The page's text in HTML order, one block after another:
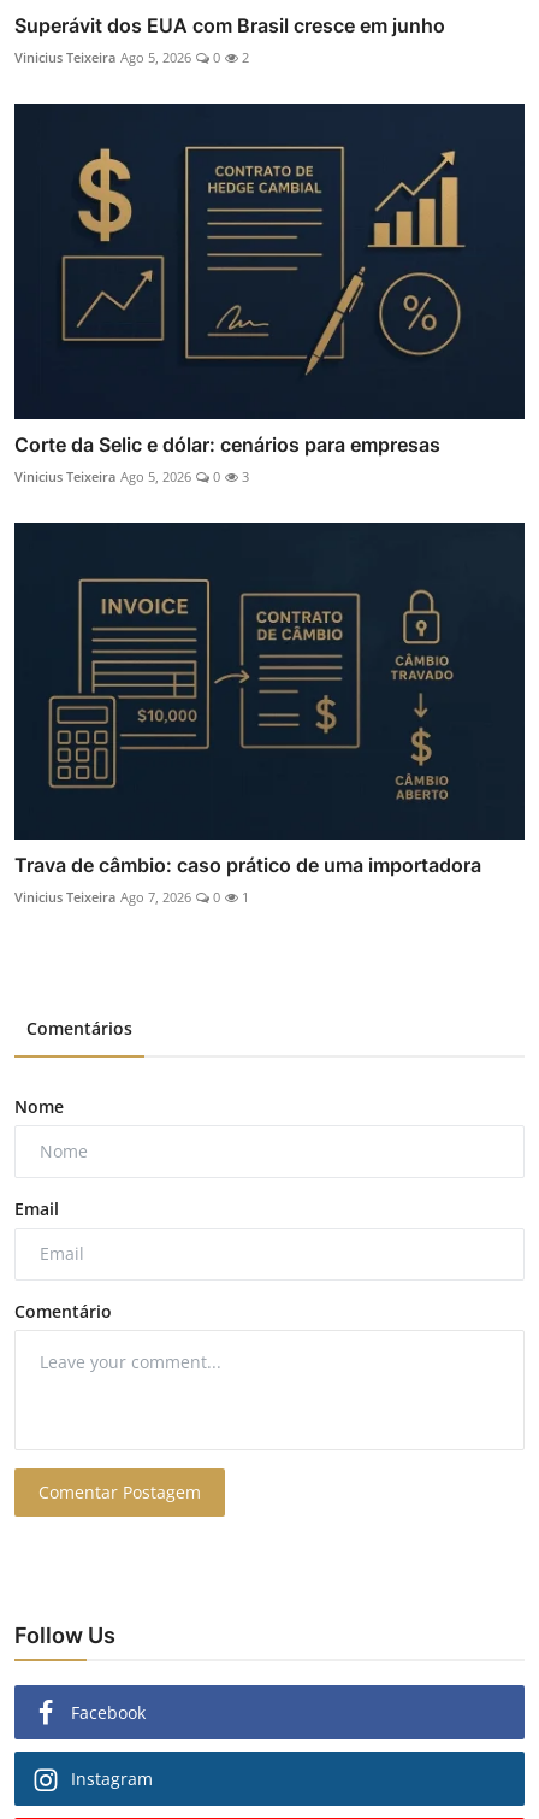
Superávit dos EUA com Brasil cresce em junho
Vinicius Teixeira Ago 5, 2026 0 2
Corte da Selic e dólar: cenários para empresas
Vinicius Teixeira Ago 5, 2026 0 3
Trava de câmbio: caso prático de uma importadora
Vinicius Teixeira Ago 7, 2026 0 1
Comentários
Nome
Email
Comentário
Comentar Postagem
Follow Us
Facebook
Instagram